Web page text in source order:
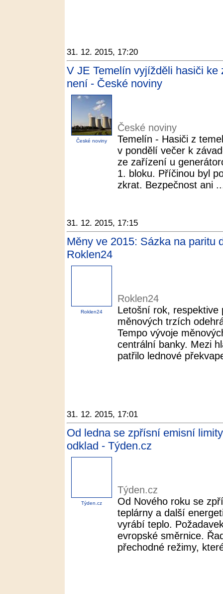
31. 12. 2015, 17:20
V JE Temelín vyjížděli hasiči ke
není - České noviny
České noviny
České noviny
Temelín - Hasiči z
v pondělí večer k
ze zařízení u
1. bloku. Příčinou byl
zkrat. Bezpečnost ani
31. 12. 2015, 17:15
Měny ve 2015: Sázka na paritu
Roklen24
Roklen24
Roklen24
Letošní rok, respektive
měnových trzích
Tempo vývoje
centrální banky. Mezi
patřilo lednové
31. 12. 2015, 17:01
Od ledna se zpřísní emisní
odklad - Týden.cz
Týden.cz
Týden.cz
Od Nového roku se
teplárny a další
vyrábí teplo.
evropské směrnice.
přechodné režimy,